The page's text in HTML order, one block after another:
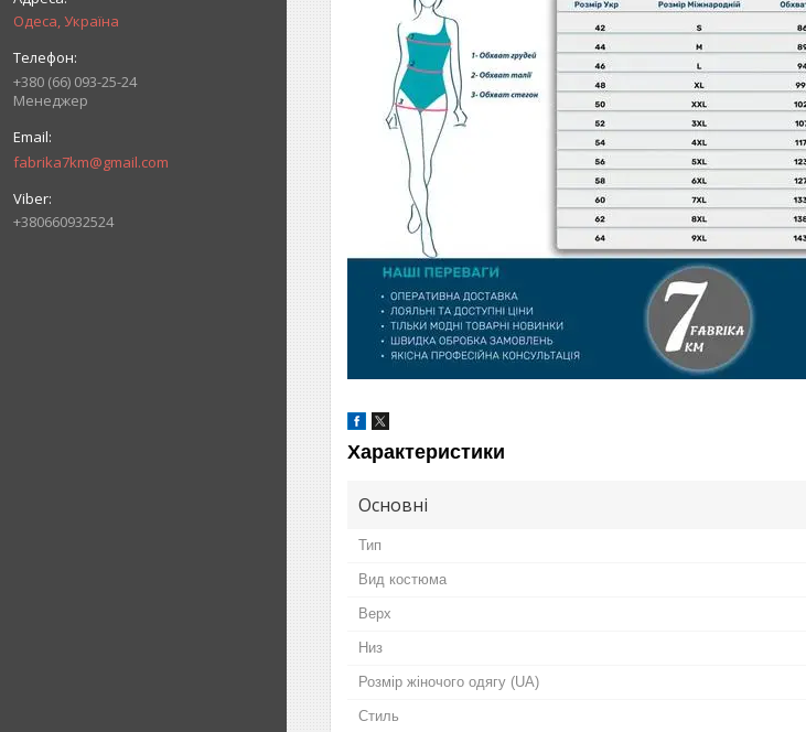
Одеса, Україна
+380 (66) 093-25-24
Менеджер
fabrika7km@gmail.com
+380660932524
Характеристики
Основні
Тип
Вид костюма
Верх
Низ
Розмір жіночого одягу (UA)
Стиль